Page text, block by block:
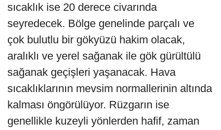
sıcaklık ise 20 derece civarında
seyredecek. Bölge genelinde parçalı ve
çok bulutlu bir gökyüzü hakim olacak,
aralıklı ve yerel sağanak ile gök gürültülü
sağanak geçişleri yaşanacak. Hava
sıcaklıklarının mevsim normallerinin altında
kalması öngörülüyor. Rüzgarın ise
genellikle kuzeyli yönlerden hafif, zaman